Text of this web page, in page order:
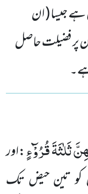
جیسا ( ان
پر فضیلت حاصل
ثَلٰثَةَ قُرُوْٓءٍ:اور
کو تین حیض تک